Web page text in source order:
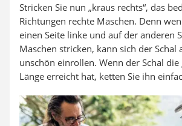
Stricken Sie nun „kraus rechts“, das
Richtungen rechte Maschen. Denn
einen Seite linke und auf der anderen
Maschen stricken, kann sich der Schal
unschön einrollen. Wenn der Schal die
Länge erreicht hat, ketten Sie ihn